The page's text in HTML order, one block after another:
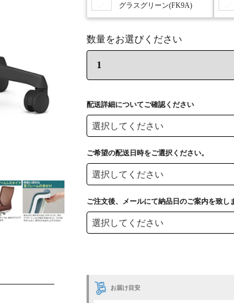
お届け目安
グラスグリーン(FK9A)
配送詳細についてご確認ください
ご希望の配送日時をご選択ください。
ご注文後、メールにて納品日のご案内を致し